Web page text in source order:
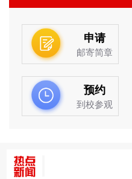
申请
邮寄简章
预约
到校参观